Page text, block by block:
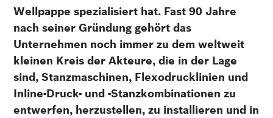
Wellpappe spezialisiert hat. Fast 90 Jahre
nach seiner Gründung gehört das
Unternehmen noch immer zu dem weltweit
kleinen Kreis der Akteure, die in der Lage
sind, Stanzmaschinen, Flexodrucklinien und
Inline-Druck- und -Stanzkombinationen zu
entwerfen, herzustellen, zu installieren und in